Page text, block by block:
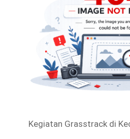
Kegiatan Grasstrack di